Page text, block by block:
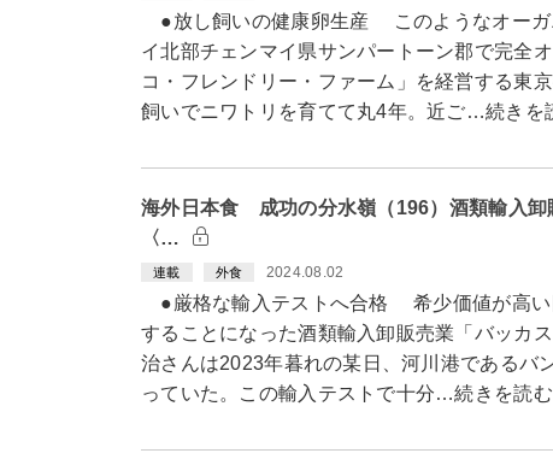
●放し飼いの健康卵生産 このようなオーガ
イ北部チェンマイ県サンパートーン郡で完全
コ・フレンドリー・ファーム」を経営する東
飼いでニワトリを育てて丸4年。近ご…続きを
海外日本食 成功の分水嶺（196）酒類輸入卸
〈…
連載 外食 2024.08.02
●厳格な輸入テストへ合格 希少価値が高い
することになった酒類輸入卸販売業「バッカ
治さんは2023年暮れの某日、河川港であるバ
っていた。この輸入テストで十分…続きを読む